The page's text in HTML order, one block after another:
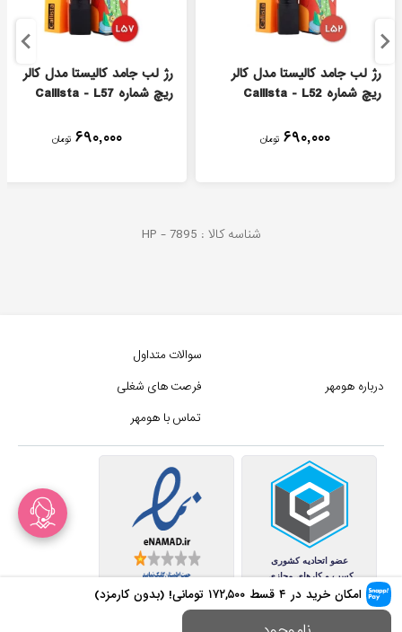
امکان خرید در ۴ قسط ۱۷۲,۵۰۰ تومانی! (بدون کارمزد)
رژ لب جامد کالیستا مدل کالر
ریچ شماره Callista - L52
۶۹۰,۰۰۰ تومان
رژ لب جامد کالیستا مدل کالر
ریچ شماره Callista - L57
۶۹۰,۰۰۰ تومان
شناسه کالا : HP -7895
درباره هومهر
سوالات متداول
فرصت های شغلی
تماس با هومهر
کلیه حقوق این سایت متعلق به